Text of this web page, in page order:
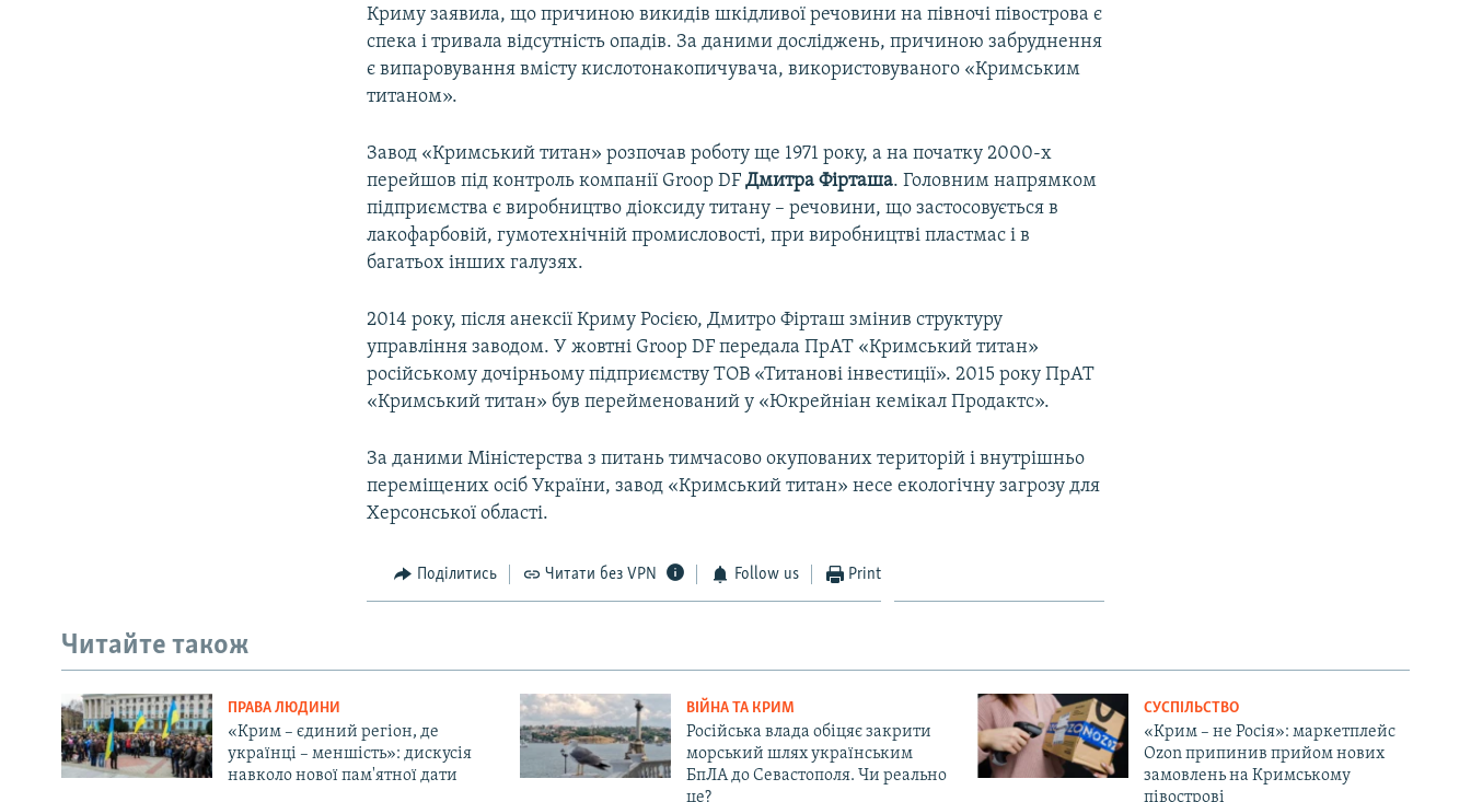
Криму заявила, що причиною викидів шкідливої речовини на півночі півострова є
спека і тривала відсутність опадів. За даними досліджень, причиною забруднення
є випаровування вмісту кислотонакопичувача, використовуваного «Кримським
титаном».
Завод «Кримський титан» розпочав роботу ще 1971 року, а на початку 2000-х
перейшов під контроль компанії Groop DFДмитра Фірташа. Головним напрямком
підприємства є виробництво діоксиду титану – речовини, що застосовується в
лакофарбовій, гумотехнічній промисловості, при виробництві пластмас і в
багатьох інших галузях.​
2014 року, після анексії Криму Росією, Дмитро Фірташ змінив структуру
управління заводом. У жовтні Groop DF передала ПрАТ «Кримський титан»
російському дочірньому підприємству ТОВ «Титанові інвестиції». 2015 року ПрАТ
«Кримський титан» був перейменований у «Юкрейніан кемікал Продактс».
За даними Міністерства з питань тимчасово окупованих територій і внутрішньо
переміщених осіб України, завод «Кримський титан» несе екологічну загрозу для
Херсонської області.
Поділитись Читати без VPN Follow us Print
Читайте також
ПРАВА ЛЮДИНИ
«Крим – єдиний регіон, де
українці – меншість»: дискусія
навколо нової пам'ятної дати
ВІЙНА ТА КРИМ
Російська влада обіцяє закрити
морський шлях українським
БпЛА до Севастополя. Чи реально
це?
СУСПІЛЬСТВО
«Крим – не Росія»: маркетплейс
Ozon припинив прийом нових
замовлень на Кримському
півострові